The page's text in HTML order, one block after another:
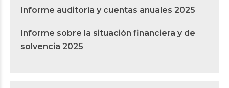
Informe auditoría y cuentas anuales 2025
Informe sobre la situación financiera y de
solvencia 2025